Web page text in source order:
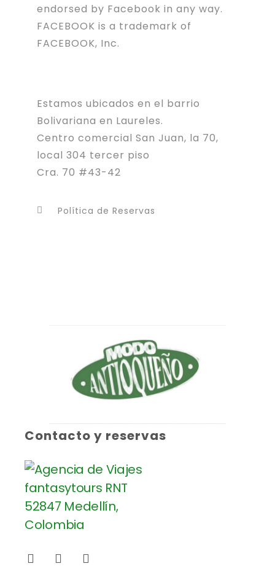
endorsed by Facebook in any way.
FACEBOOK is a trademark of
FACEBOOK, Inc.
Estamos ubicados en el barrio
Bolivariana en Laureles.
Centro comercial San Juan, la 70,
local 304 tercer piso
Cra. 70 #43-42
Política de Reservas
Contacto y reservas